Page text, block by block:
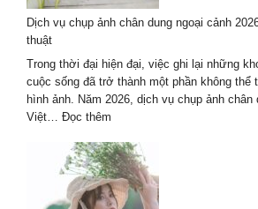
Dịch vụ chụp ảnh chân dung ngoại cảnh
thuật
Trong thời đại hiện đại, việc ghi lại những
cuộc sống đã trở thành một phần không thể
hình ảnh. Năm 2026, dịch vụ chụp ảnh chân
Việt… Đọc thêm
vụ
chụp
ảnh
chân